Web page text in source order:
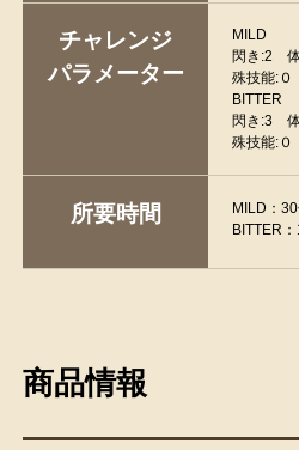
チャレンジ
パラメーター
MILD
閃き:2
殊技能:０
BITTER
閃き:3
殊技能:０
所要時間
MILD：
BITTER
商品情報